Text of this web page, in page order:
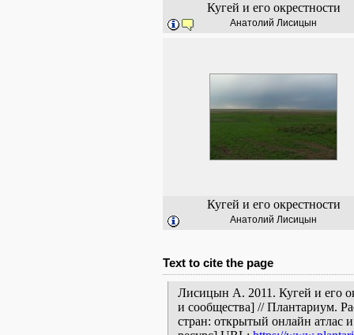
Кугей и его окрестности
Анатолий Лисицын
Кугей и его окрестности
Анатолий Лисицын
Text to cite the page
Лисицын А. 2011. Кугей и его
и сообщества] // Плантариум.
стран: открытый онлайн атлас